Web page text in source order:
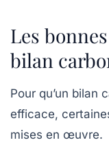
Les
bilan
Pour qu’un bilan
efficace,
mises en œuvre.